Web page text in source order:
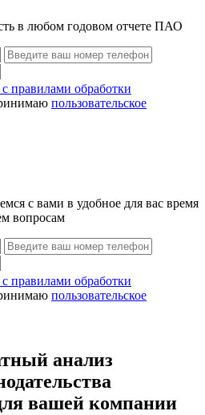
в любом годовом отчете ПАО
с правилами обработки
пользовательское
с вами в удобное для вас время
вопросам
с правилами обработки
пользовательское
анализ
вашей компании